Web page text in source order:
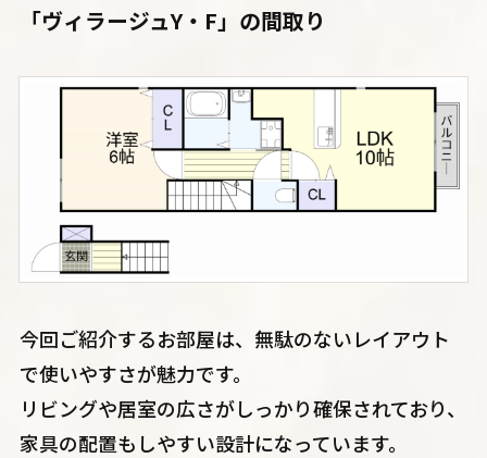
「ヴィラージュY・F」の間取り
今回ご紹介するお部屋は、無駄のないレイアウト
で使いやすさが魅力です。
リビングや居室の広さがしっかり確保されており、
家具の配置もしやすい設計になっています。